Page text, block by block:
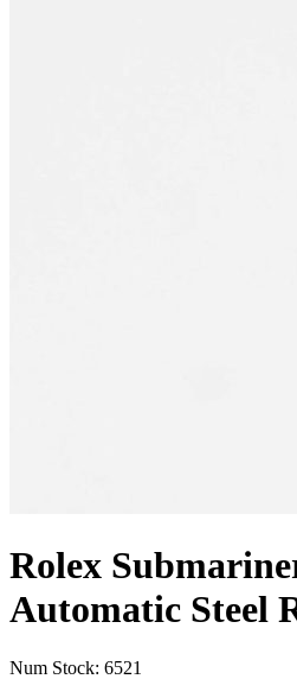
Rolex
Automatic Steel
Num Stock: 6521